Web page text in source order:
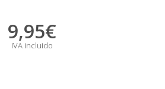
9,95€
IVA incluido